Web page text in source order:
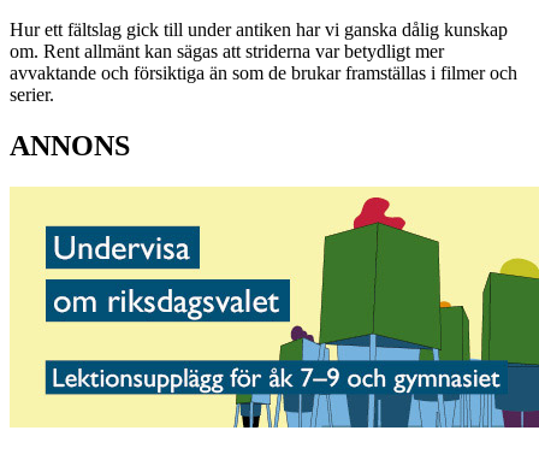
Hur ett fältslag gick till under antiken har vi ganska dålig kunskap
om. Rent allmänt kan sägas att striderna var betydligt mer
avvaktande och försiktiga än som de brukar framställas i filmer och
serier.
ANNONS